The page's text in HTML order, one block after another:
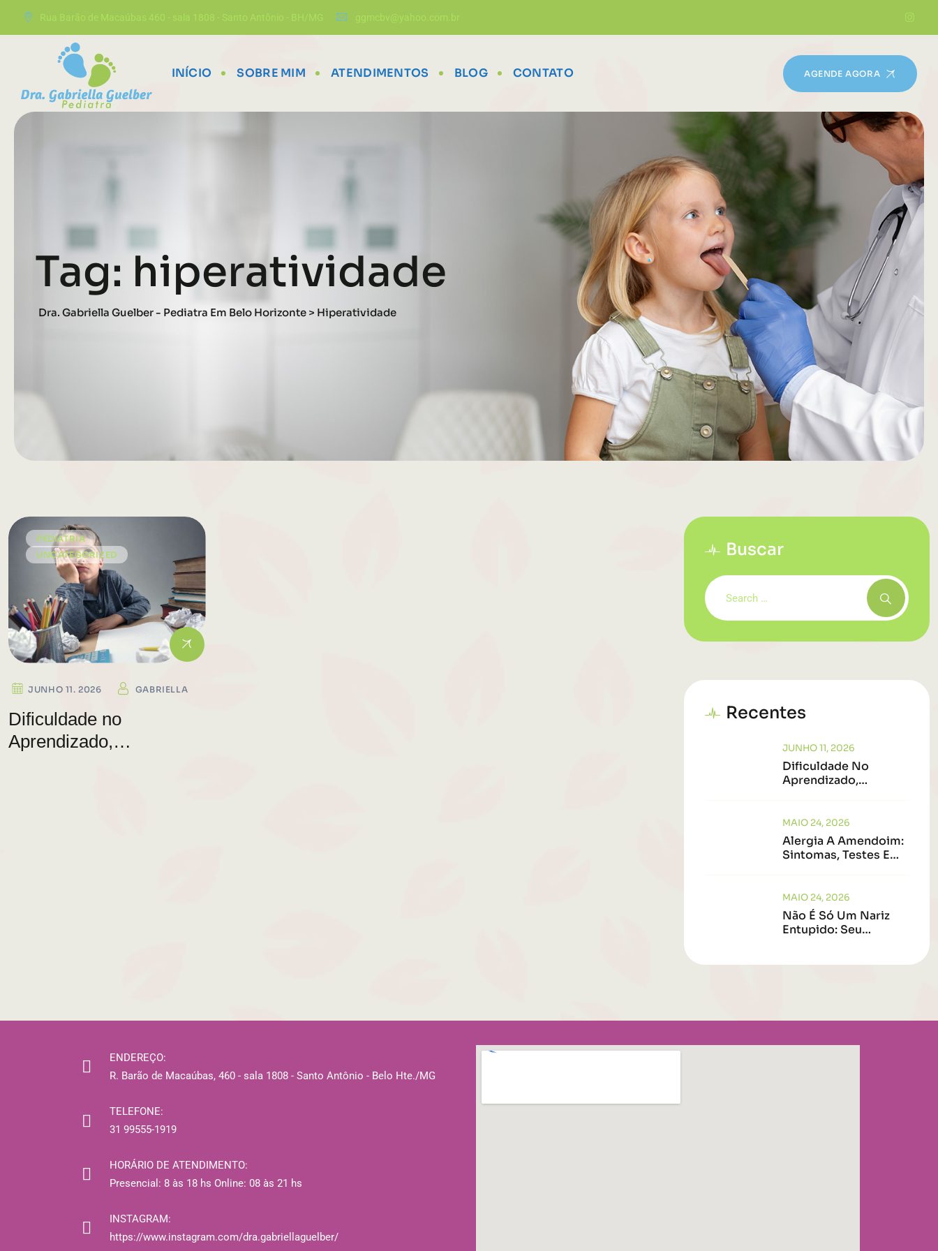
Rua Barão de Macaúbas 460 - sala 1808 - Santo Antônio - BH/MG ggmcbv@yahoo.com.br
INÍCIO SOBRE MIM ATENDIMENTOS BLOG CONTATO AGENDE AGORA
Tag: hiperatividade
Dra. Gabriella Guelber - Pediatra Em Belo Horizonte > Hiperatividade
PEDIATRIA
UNCATEGORIZED
JUNHO 11. 2026 GABRIELLA
Dificuldade no
Aprendizado,
Buscar
Recentes
Dificuldade No
Aprendizado,
Dificuldade De
Dormir- OS ERROS
DE DIAGNÓSTICO
JUNHO 11, 2026
Alergia A Amendoim:
Sintomas, Testes E
MAIO 24, 2026
Não É Só Um Nariz
Entupido: Seu
MAIO 24, 2026
ENDEREÇO:
R. Barão de Macaúbas, 460 - sala 1808 - Santo Antônio - Belo Hte./MG
TELEFONE:
31 99555-1919
HORÁRIO DE ATENDIMENTO:
Presencial: 8 às 18 hs Online: 08 às 21 hs
INSTAGRAM:
https://www.instagram.com/dra.gabriellaguelber/